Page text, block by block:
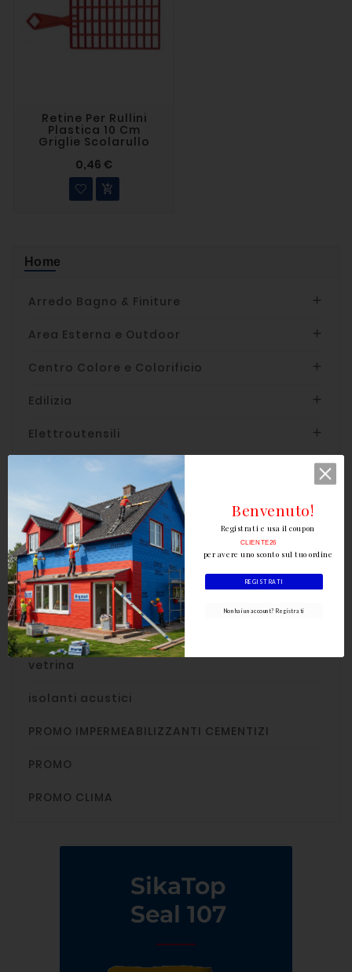
Retine Per Rullini
Plastica 10 Cm
Griglie Scolarullo
0,46 €

Home
Arredo Bagno & Finiture 
Area Esterna e Outdoor 
Centro Colore e Colorificio 
Edilizia 
Elettroutensili 
Ferramenta 
Idraulica
Legnami per edilizia 
Porte e finestre
Servizi di Vendita
Utensileria
vetrina
isolanti acustici
PROMO IMPERMEABILIZZANTI CEMENTIZI
PROMO
PROMO CLIMA
REGISTRATI
Non hai un account? Registrati
Registrati e usa il coupon
per avere uno sconto sul tuo ordine
CLIENTE26
Benvenuto!